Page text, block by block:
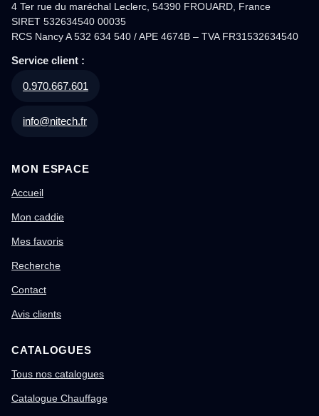
4 Ter rue du maréchal Leclerc, 54390 FROUARD, France
SIRET 532634540 00035
RCS Nancy A 532 634 540 / APE 4674B – TVA FR31532634540
Service client :
0.970.667.601
info@nitech.fr
MON ESPACE
Accueil
Mon caddie
Mes favoris
Recherche
Contact
Avis clients
CATALOGUES
Tous nos catalogues
Catalogue Chauffage